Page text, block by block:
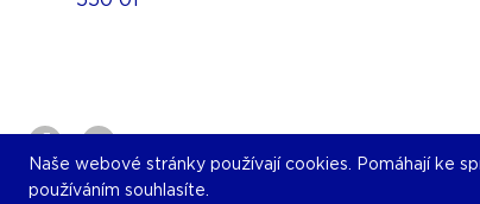
Naše webové stránky používají cookies. Pomáhají ke
používáním souhlasíte.